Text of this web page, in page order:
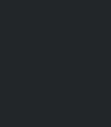
TP Thủ Đức, TP HCM